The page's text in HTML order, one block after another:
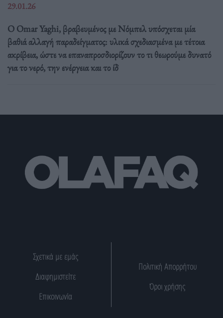
29.01.26
Ο Omar Yaghi, βραβευμένος με Νόμπελ υπόσχεται μία
βαθιά αλλαγή παραδείγματος: υλικά σχεδιασμένα με τέτοια
ακρίβεια, ώστε να επαναπροσδιορίζουν το τι θεωρούμε δυνατό
για το νερό, την ενέργεια και το ίδ
Σχετικά με εμάς
Διαφημιστείτε
Επικοινωνία
Πολιτική Απορρήτου
Όροι χρήσης